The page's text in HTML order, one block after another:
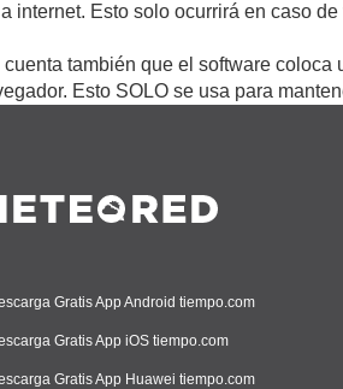
internet. Esto solo ocurrirá en caso
cuenta también que el software
Esto SOLO se usa para
Gratis App Android tiempo.com
Gratis App iOS tiempo.com
Gratis App Huawei tiempo.com